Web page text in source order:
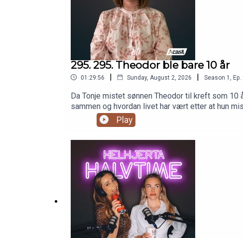
295. 295. Theodor ble bare 10 år
01:29:56 | Sunday, August 2, 2026 | Season 1 Ep.
Da Tonje mistet sønnen Theodor til kreft som
sammen og hvordan livet har vært etter at hun
verden rundt har gått videre.Episoden er
tmlegetjenester.no
Play